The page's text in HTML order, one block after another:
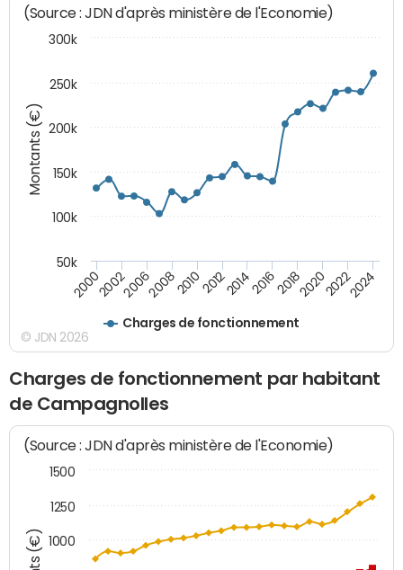
Montants (€)
(Source : JDN d'après ministère de l'Economie)
Charges de fonctionnement
200020022006200820102012201420162018202020222024
50k
100k
150k
200k
250k
300k
© JDN 2026
Charges de fonctionnement par habitant
de Campagnolles
(Source : JDN d'après ministère de l'Economie)
1000
1250
1500